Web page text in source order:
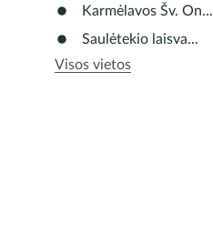
Karmėlavos Šv. On...
Saulėtekio laisva...
Visos vietos